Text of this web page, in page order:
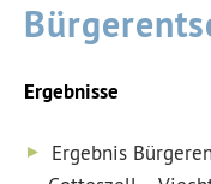
Ergebnisse
Ergebnis